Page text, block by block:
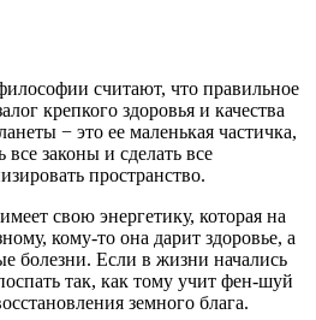
считают, что правильное
крепкого здоровья и качества
− это ее маленькая частичка,
законы и сделать все
пространство.
свою энергетику, которая на
кому-то она дарит здоровье, а
болезни. Если в жизни начались
так, как тому учит фен-шуй
земного блага.